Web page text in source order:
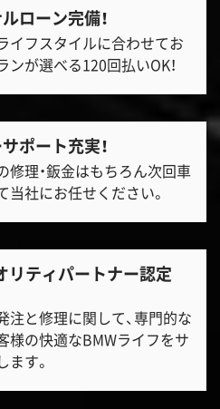
ローン完備！
イフスタイルに合わせてお
ンが選べる120回払いOK！
ポート充実！
修理・鈑金はもちろん次回車
当社にお任せください。
リティパートナー認定
注と修理に関して、専門的な
様の快適なBMWライフをサ
ます。